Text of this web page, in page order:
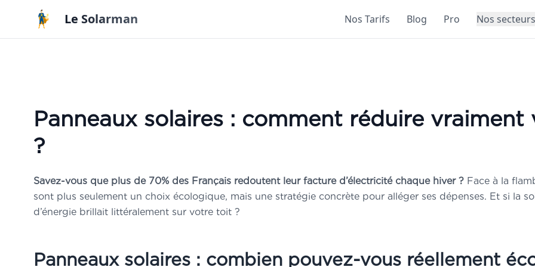
Aller au contenu principal
Le Solarman Nos Tarifs Blog Pro Nos secteurs
Panneaux solaires : comment réduire vraiment
?
Savez-vous que plus de 70% des Français redoutent leur facture d’électricité chaque hiver ? Face à la
sont plus seulement un choix écologique, mais une stratégie concrète pour alléger ses dépenses. Et si la
d’énergie brillait littéralement sur votre toit ?
Panneaux solaires : combien pouvez-vous réellement